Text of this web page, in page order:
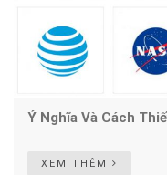
Ý Nghĩa Và Cách
XEM THÊM